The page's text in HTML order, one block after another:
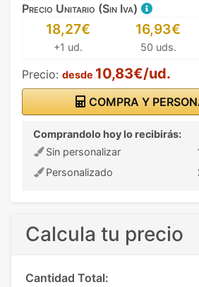
Precio Unitario (Sin Iva)
18,27€
+1 ud.
16,93€
50 uds.
Precio: desde 10,83€/ud.
COMPRA Y
Comprandolo hoy lo recibirás:
Sin personalizar
Personalizado
Calcula tu precio
Cantidad Total: